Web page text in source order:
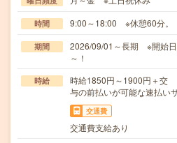
時間 9:00～18:00 ※休憩60分。
期間
2026/09/01～長期 ※開始
～！
時給
時給1850円～1900円＋
与の前払いが可能な速払い
交通費
交通費支給あり